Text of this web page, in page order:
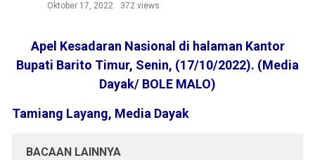
Oktober 17, 2022
372 views
Apel Kesadaran Nasional di halaman Kantor
Bupati Barito Timur, Senin, (17/10/2022). (Media
Dayak/ BOLE MALO)
Tamiang Layang, Media Dayak
BACAAN LAINNYA